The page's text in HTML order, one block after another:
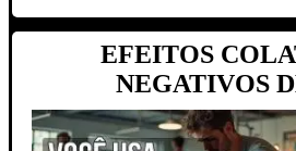
EFEITOS
NEGATIVOS